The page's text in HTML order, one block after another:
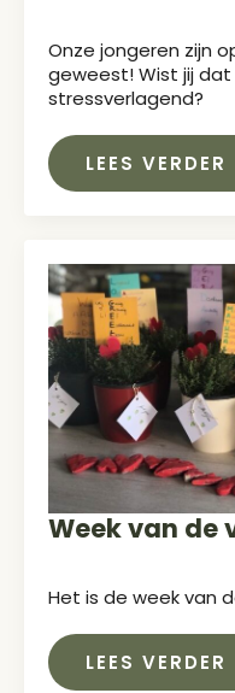
Onze jongeren zijn
geweest! Wist jij
stressverlagend?
LEES VERDER
Week van de
Het is de week van
LEES VERDER